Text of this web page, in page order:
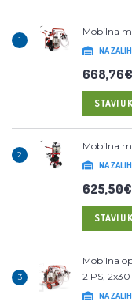
1
Mobilna
NA
668,76€
STAVI U
2
Mobilna
NA
625,50€
STAVI U
3
Mobilna
2 PS, 2x30
NA